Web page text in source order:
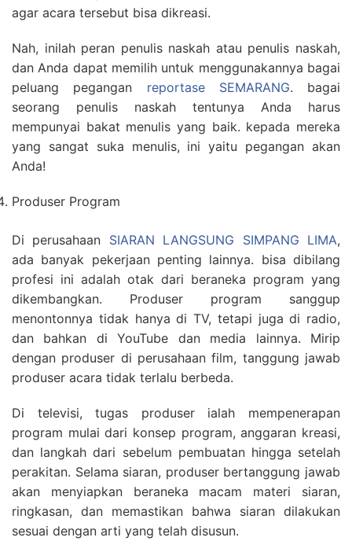
agar acara tersebut bisa dikreasi.
Nah, inilah peran penulis naskah atau penulis naskah,
dan Anda dapat memilih untuk menggunakannya bagai
peluang pegangan reportase SEMARANG. bagai
seorang penulis naskah tentunya Anda harus
mempunyai bakat menulis yang baik. kepada mereka
yang sangat suka menulis, ini yaitu pegangan akan
Anda!
Produser Program
Di perusahaan SIARAN LANGSUNG SIMPANG LIMA,
ada banyak pekerjaan penting lainnya. bisa dibilang
profesi ini adalah otak dari beraneka program yang
dikembangkan. Produser program sanggup
menontonnya tidak hanya di TV, tetapi juga di radio,
dan bahkan di YouTube dan media lainnya. Mirip
dengan produser di perusahaan film, tanggung jawab
produser acara tidak terlalu berbeda.
Di televisi, tugas produser ialah mempenerapan
program mulai dari konsep program, anggaran kreasi,
dan langkah dari sebelum pembuatan hingga setelah
perakitan. Selama siaran, produser bertanggung jawab
akan menyiapkan beraneka macam materi siaran,
ringkasan, dan memastikan bahwa siaran dilakukan
sesuai dengan arti yang telah disusun.